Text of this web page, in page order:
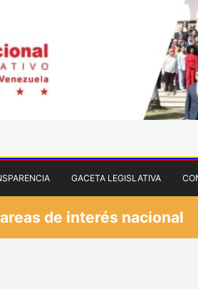
GACETA LEGISLATIVA
de interés nacional